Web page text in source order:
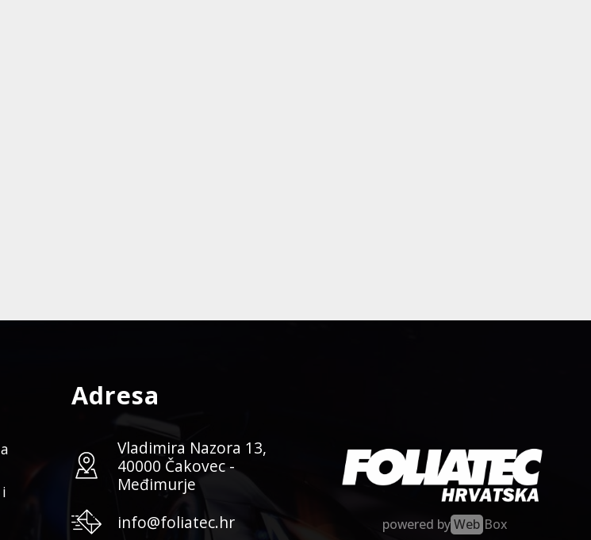
Adresa
Vladimira Nazora 13,
40000 Čakovec -
Međimurje
info@foliatec.hr
powered byWeb Box